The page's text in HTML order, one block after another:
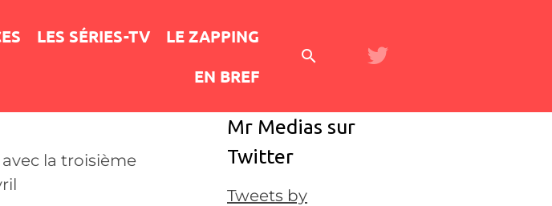
LES SÉRIES-TV
LE ZAPPING
EN BREF
la troisième
Mr Medias sur
Twitter
Tweets by